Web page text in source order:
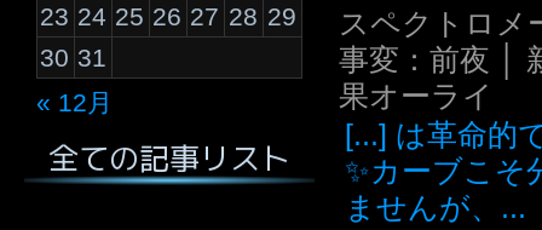
« 12月
23 24 25 26 27 28 29
30 31
全ての記事リスト
スペクトロメ
事変：前夜 │
果オーライ
[...] は革命的
✨カーブこそ
ませんが、...